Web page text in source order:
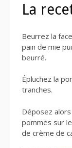
La
Beurrez la
pain de mie
beurré.
Épluchez la
tranches.
Déposez
pommes sur
de crème de